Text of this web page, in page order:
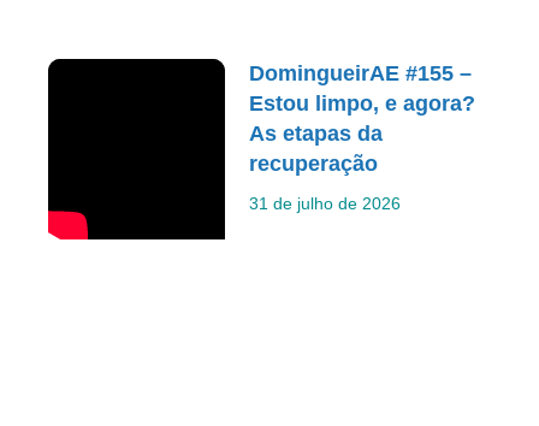
DomingueirAE #155 –
Estou limpo, e agora?
As etapas da
recuperação
31 de julho de 2026